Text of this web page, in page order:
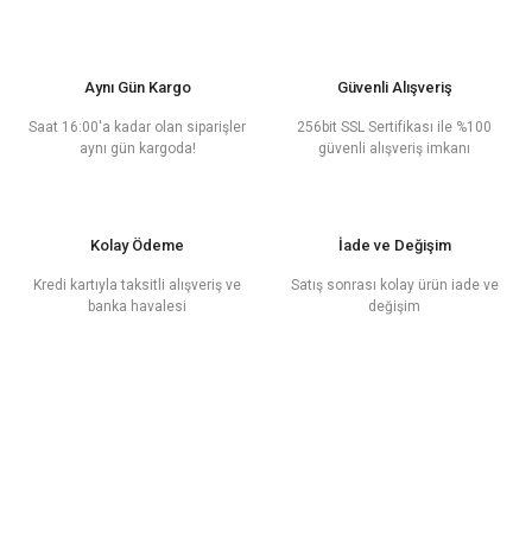
Aynı Gün Kargo
Saat 16:00'a kadar olan siparişler
aynı gün kargoda!
Güvenli Alışveriş
256bit SSL Sertifikası ile %100
güvenli alışveriş imkanı
Kolay Ödeme
Kredi kartıyla taksitli alışveriş ve
banka havalesi
İade ve Değişim
Satış sonrası kolay ürün iade ve
değişim